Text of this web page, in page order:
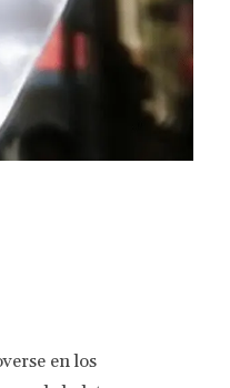
en los